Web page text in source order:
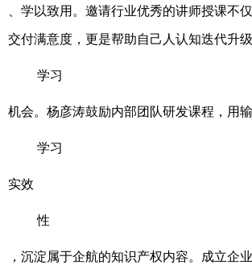
、学以致用。邀请行业优秀的讲师授课不
交付满意度，更是帮助自己人认知迭代升
学习
机会。杨彦涛鼓励内部团队研发课程，用
学习
实效
性
，沉淀属于企航的知识产权内容。成立企